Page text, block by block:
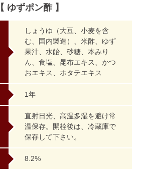
【 ゆずポン酢 】
しょうゆ（大豆、小麦を含
む、国内製造）、米酢、ゆず
果汁、水飴、砂糖、本みり
ん、食塩、昆布エキス、かつ
おエキス、ホタテエキス
1年
直射日光、高温多湿を避け常
温保存。開栓後は、冷蔵庫で
保存して下さい。
8.2%